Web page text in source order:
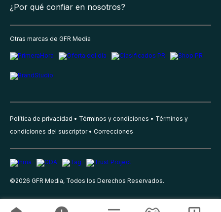
¿Por qué confiar en nosotros?
Otras marcas de GFR Media
Política de privacidad Términos y condiciones
Términos y
condiciones del suscriptor
Correcciones
©2026 GFR Media, Todos los Derechos Reservados.